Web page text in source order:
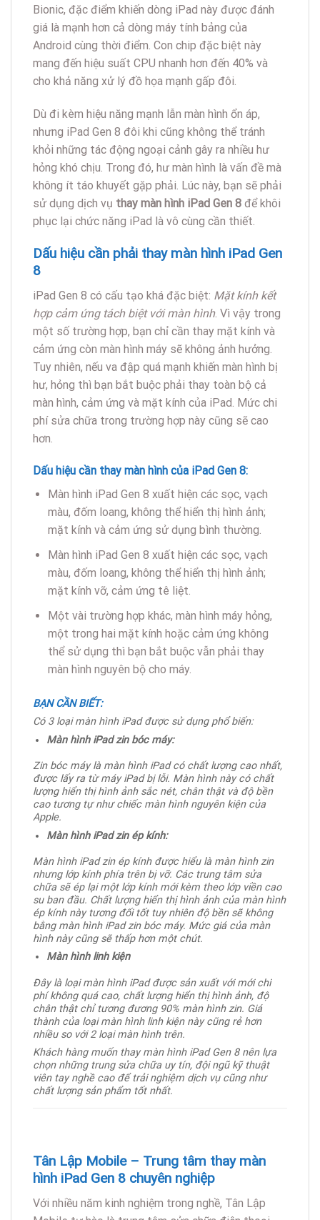
Bionic, đặc điểm khiến dòng iPad này được đánh
giá là mạnh hơn cả dòng máy tính bảng của
Android cùng thời điểm. Con chip đặc biệt này
mang đến hiệu suất CPU nhanh hơn đến 40% và
cho khả năng xử lý đồ họa mạnh gấp đôi.
Dù đi kèm hiệu năng mạnh lẫn màn hình ổn áp,
nhưng iPad Gen 8 đôi khi cũng không thể tránh
khỏi những tác động ngoại cảnh gây ra nhiều hư
hỏng khó chịu. Trong đó, hư màn hình là vấn đề mà
không ít táo khuyết gặp phải. Lúc này, bạn sẽ phải
sử dụng dịch vụ thay màn hình iPad Gen 8 để khôi
phục lại chức năng iPad là vô cùng cần thiết.
Dấu hiệu cần phải thay màn hình iPad Gen
8
iPad Gen 8 có cấu tạo khá đặc biệt: Mặt kính kết
hợp cảm ứng tách biệt với màn hình. Vì vậy trong
một số trường hợp, bạn chỉ cần thay mặt kính và
cảm ứng còn màn hình máy sẽ không ảnh hưởng.
Tuy nhiên, nếu va đập quá mạnh khiến màn hình bị
hư, hỏng thì bạn bắt buộc phải thay toàn bộ cả
màn hình, cảm ứng và mặt kính của iPad. Mức chi
phí sửa chữa trong trường hợp này cũng sẽ cao
hơn.
Dấu hiệu cần thay màn hình của iPad Gen 8:
Màn hình iPad Gen 8 xuất hiện các sọc, vạch
màu, đốm loang, không thể hiển thị hình ảnh;
mặt kính và cảm ứng sử dụng bình thường.
Màn hình iPad Gen 8 xuất hiện các sọc, vạch
màu, đốm loang, không thể hiển thị hình ảnh;
mặt kính vỡ, cảm ứng tê liệt.
Một vài trường hợp khác, màn hình máy hỏng,
một trong hai mặt kính hoặc cảm ứng không
thể sử dụng thì bạn bắt buộc vẫn phải thay
màn hình nguyên bộ cho máy.
BẠN CẦN BIẾT:
Có 3 loại màn hình iPad được sử dụng phổ biến:
Màn hình iPad zin bóc máy:
Zin bóc máy là màn hình iPad có chất lượng cao nhất,
được lấy ra từ máy iPad bị lỗi. Màn hình này có chất
lượng hiển thị hình ảnh sắc nét, chân thật và độ bền
cao tương tự như chiếc màn hình nguyên kiện của
Apple.
Màn hình iPad zin ép kính:
Màn hình iPad zin ép kính được hiểu là màn hình zin
nhưng lớp kính phía trên bị vỡ. Các trung tâm sửa
chữa sẽ ép lại một lớp kính mới kèm theo lớp viền cao
su ban đầu. Chất lượng hiển thị hình ảnh của màn hình
ép kính này tương đối tốt tuy nhiên độ bền sẽ không
bằng màn hình iPad zin bóc máy. Mức giá của màn
hình này cũng sẽ thấp hơn một chút.
Màn hình linh kiện
Đây là loại màn hình iPad được sản xuất với mới chi
phí không quá cao, chất lượng hiển thị hình ảnh, độ
chân thật chỉ tương đương 90% màn hình zin. Giá
thành của loại màn hình linh kiện này cũng rẻ hơn
nhiều so với 2 loại màn hình trên.
Khách hàng muốn thay màn hình iPad Gen 8 nên lựa
chọn những trung sửa chữa uy tín, đội ngũ kỹ thuật
viên tay nghề cao để trải nghiệm dịch vụ cũng như
chất lượng sản phẩm tốt nhất.
Tân Lập Mobile – Trung tâm thay màn
hình iPad Gen 8 chuyên nghiệp
Với nhiều năm kinh nghiệm trong nghề, Tân Lập